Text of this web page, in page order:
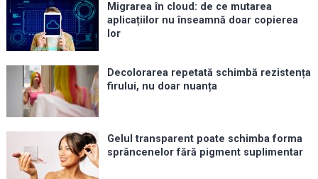
Migrarea în cloud: de ce mutarea
aplicațiilor nu înseamnă doar copierea
lor
Decolorarea repetată schimbă rezistența
firului, nu doar nuanța
Gelul transparent poate schimba forma
sprâncenelor fără pigment suplimentar